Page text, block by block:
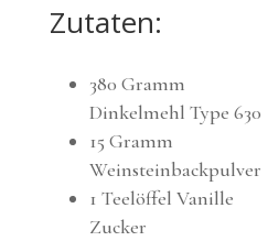
Zutaten:
380 Gramm
Dinkelmehl Type 630
15 Gramm
Weinsteinbackpulver
1 Teelöffel Vanille
Zucker